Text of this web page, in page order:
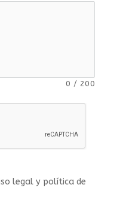
0 / 200
legal y política de